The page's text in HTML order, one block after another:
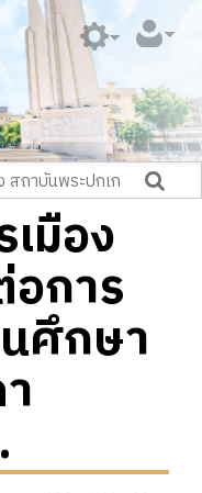
มือง
การ
ศึกษา